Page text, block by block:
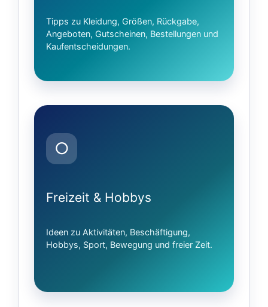
Tipps zu Kleidung, Größen, Rückgabe,
Angeboten, Gutscheinen, Bestellungen und
Kaufentscheidungen.
○
Freizeit & Hobbys
Ideen zu Aktivitäten, Beschäftigung,
Hobbys, Sport, Bewegung und freier Zeit.